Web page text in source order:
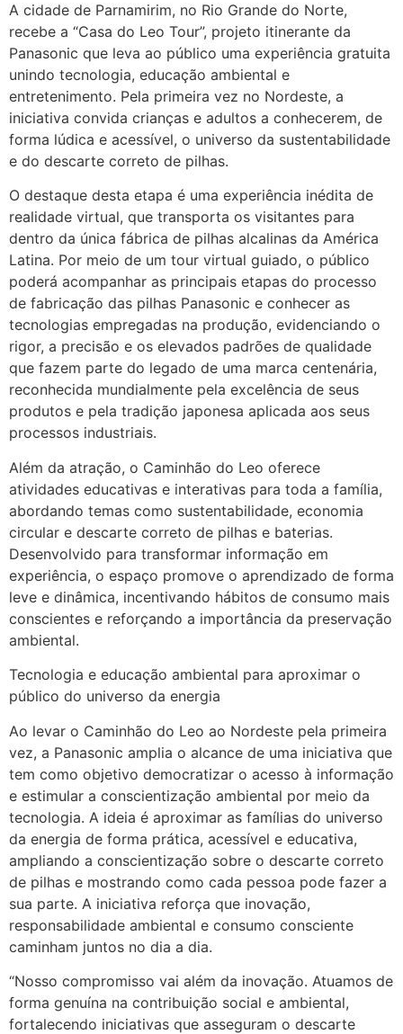
A cidade de Parnamirim, no Rio Grande do Norte,
recebe a “Casa do Leo Tour”, projeto itinerante da
Panasonic que leva ao público uma experiência gratuita
unindo tecnologia, educação ambiental e
entretenimento. Pela primeira vez no Nordeste, a
iniciativa convida crianças e adultos a conhecerem, de
forma lúdica e acessível, o universo da sustentabilidade
e do descarte correto de pilhas.
O destaque desta etapa é uma experiência inédita de
realidade virtual, que transporta os visitantes para
dentro da única fábrica de pilhas alcalinas da América
Latina. Por meio de um tour virtual guiado, o público
poderá acompanhar as principais etapas do processo
de fabricação das pilhas Panasonic e conhecer as
tecnologias empregadas na produção, evidenciando o
rigor, a precisão e os elevados padrões de qualidade
que fazem parte do legado de uma marca centenária,
reconhecida mundialmente pela excelência de seus
produtos e pela tradição japonesa aplicada aos seus
processos industriais.
Além da atração, o Caminhão do Leo oferece
atividades educativas e interativas para toda a família,
abordando temas como sustentabilidade, economia
circular e descarte correto de pilhas e baterias.
Desenvolvido para transformar informação em
experiência, o espaço promove o aprendizado de forma
leve e dinâmica, incentivando hábitos de consumo mais
conscientes e reforçando a importância da preservação
ambiental.
Tecnologia e educação ambiental para aproximar o
público do universo da energia
Ao levar o Caminhão do Leo ao Nordeste pela primeira
vez, a Panasonic amplia o alcance de uma iniciativa que
tem como objetivo democratizar o acesso à informação
e estimular a conscientização ambiental por meio da
tecnologia. A ideia é aproximar as famílias do universo
da energia de forma prática, acessível e educativa,
ampliando a conscientização sobre o descarte correto
de pilhas e mostrando como cada pessoa pode fazer a
sua parte. A iniciativa reforça que inovação,
responsabilidade ambiental e consumo consciente
caminham juntos no dia a dia.
“Nosso compromisso vai além da inovação. Atuamos de
forma genuína na contribuição social e ambiental,
fortalecendo iniciativas que asseguram o descarte